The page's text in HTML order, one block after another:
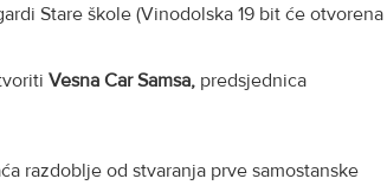
Stare škole (Vinodolska 19 bit će otvorena
Vesna Car Samsa, predsjednica
razdoblje od stvaranja prve samostanske